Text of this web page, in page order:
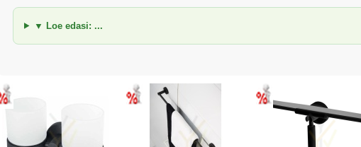
▼ Loe edasi: ...